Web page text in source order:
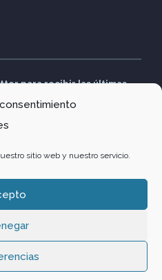
sitio web y nuestro servicio.
para recibir las últimas
de privacidad·Política de